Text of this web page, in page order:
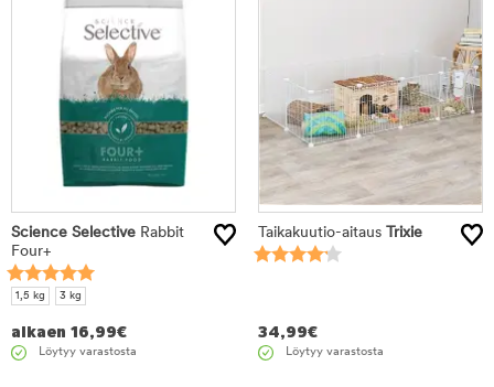
Science Selective Rabbit
Four+
1,5 kg 3 kg
alkaen 16,99€
Löytyy varastosta
Taikakuutio-aitaus Trixie
34,99€
Löytyy varastosta